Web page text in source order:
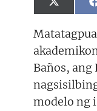
Share
on
X
(
w
t
t
e
r
Baños, ang
modelo ng